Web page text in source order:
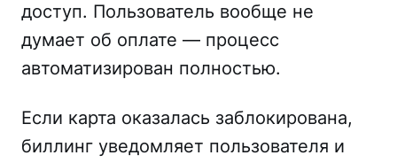
доступ. Пользователь вообще не
думает об оплате — процесс
автоматизирован полностью.
Если карта оказалась заблокирована,
биллинг уведомляет пользователя и